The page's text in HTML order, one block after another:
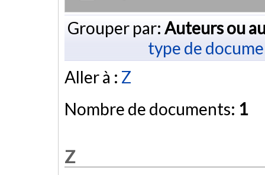
Grouper par: Auteurs ou
type de
Aller à : Z
Nombre de documents: 1
Z